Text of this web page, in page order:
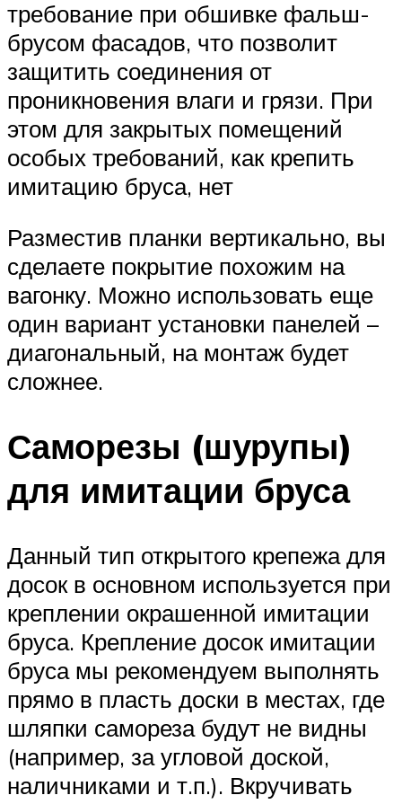
требование при обшивке фальш-
брусом фасадов, что позволит
защитить соединения от
проникновения влаги и грязи. При
этом для закрытых помещений
особых требований, как крепить
имитацию бруса, нет
Разместив планки вертикально, вы
сделаете покрытие похожим на
вагонку. Можно использовать еще
один вариант установки панелей –
диагональный, на монтаж будет
сложнее.
Саморезы (шурупы)
для имитации бруса
Данный тип открытого крепежа для
досок в основном используется при
креплении окрашенной имитации
бруса. Крепление досок имитации
бруса мы рекомендуем выполнять
прямо в пласть доски в местах, где
шляпки самореза будут не видны
(например, за угловой доской,
наличниками и т.п.). Вкручивать